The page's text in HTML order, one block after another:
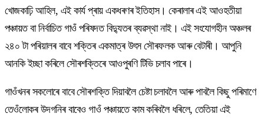
খোজকাঢ়ি আহিল, এই কাৰ্য প্ৰায় একধৰণৰ ইতিহাস। কেৰালাৰ এই আওহতীয়া
পঞ্চায়ত বা নিৰ্বাচিত গাওঁ পৰিষদত বিদ্যুতৰ ব্যৱস্থা নাই। এই সংযোগহীন অঞ্চলৰ
২৪০ টা পৰিয়ালৰ বাবে শক্তিৰ একমাত্ৰ উৎস সৌৰফলক আৰু বেটাৰী। আপুনি
আনকি ইচ্ছা কৰিলে সৌৰশক্তিৰে আওপুৰণি টিভি চলাব পাৰে।
গাওঁখনৰ সকলোৰে বাবে সৌৰশক্তি দিয়াবলৈ চেষ্টা চলাবলৈ আৰু পাবলৈ কিছু পৰিমাণে
তেওঁলোকৰ উদগনিৰ বাবেও গাওঁ পঞ্চায়তে কাম কৰিবলৈ ধৰিলে, তেতিয়া এই